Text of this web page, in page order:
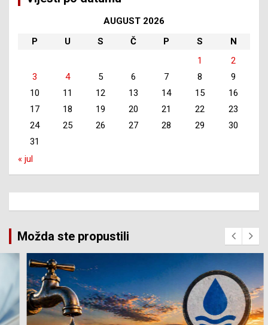
AUGUST 2026
P
U S Č P S
N
1
2
3
4 5 6 7 8
9
10
11 12 13 14 15
16
17
18 19 20 21 22
23
24
25 26 27 28 29
30
31
« jul
Možda ste propustili